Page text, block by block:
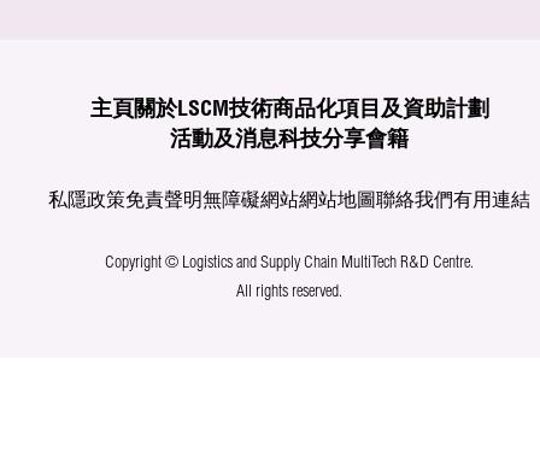
主頁 關於LSCM技術商品化項目及資助計劃
活動及消息科技分享會籍
私隱政策免責聲明無障礙網站網站地圖聯絡我們有用連結
Copyright © Logistics and Supply Chain MultiTech R&D Centre.
All rights reserved.